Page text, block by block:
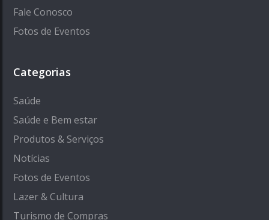
Fale Conosco
Fotos de Eventos
Categorias
Saúde
Saúde e Bem estar
Produtos & Serviços
Notícias
Fotos de Eventos
Lazer & Cultura
Turismo de Compras